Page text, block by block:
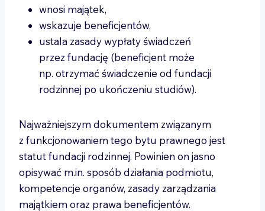
wnosi majątek,
wskazuje beneficjentów,
ustala zasady wypłaty świadczeń
przez fundację (beneficjent może
np. otrzymać świadczenie od fundacji
rodzinnej po ukończeniu studiów).
Najważniejszym dokumentem związanym
z funkcjonowaniem tego bytu prawnego jest
statut fundacji rodzinnej. Powinien on jasno
opisywać m.in. sposób działania podmiotu,
kompetencje organów, zasady zarządzania
majątkiem oraz prawa beneficjentów.